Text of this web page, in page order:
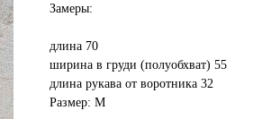
Замеры:
длина 70
ширина в груди (полуобхват) 55
длина рукава от воротника 32
Размер: M